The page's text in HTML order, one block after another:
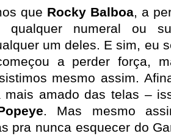
que Rocky Balboa, a
qualquer numeral ou
um deles. E sim, eu
a perder força,
mesmo assim.
mais amado das telas –
. Mas mesmo
pra nunca esquecer do